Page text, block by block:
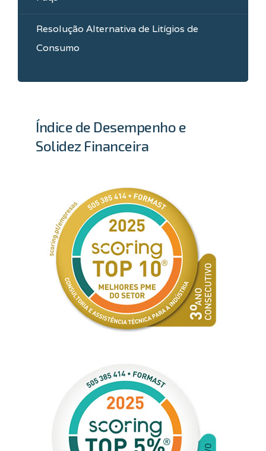
Resolução Alternativa de Litígios de
Consumo
Índice de Desempenho e
Solidez Financeira